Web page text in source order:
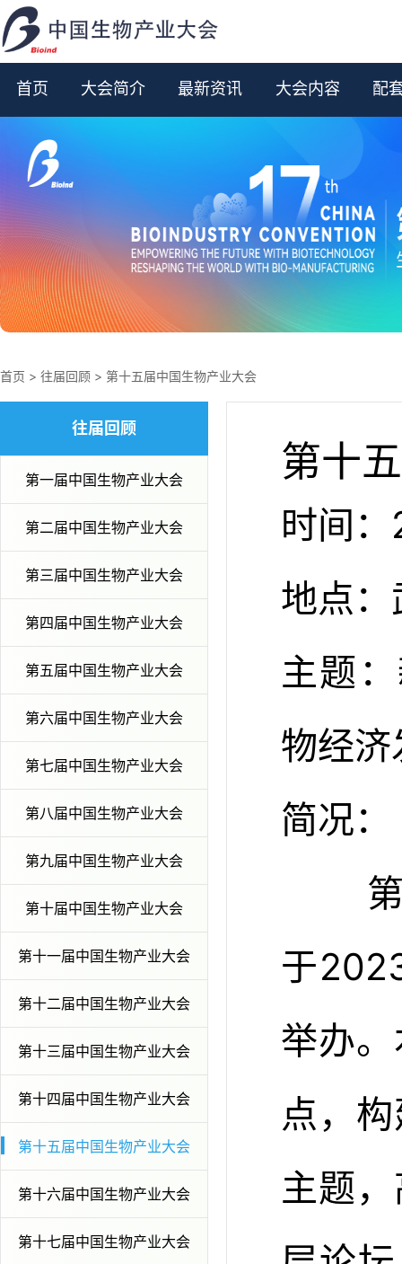
首页 大会简介 最新资讯 大会内容 配
首页 > 往届回顾 > 第十五届中国生物产业大会
往届回顾
第一届中国生物产业大会
第二届中国生物产业大会
第三届中国生物产业大会
第四届中国生物产业大会
第五届中国生物产业大会
第六届中国生物产业大会
第七届中国生物产业大会
第八届中国生物产业大会
第九届中国生物产业大会
第十届中国生物产业大会
第十一届中国生物产业大会
第十二届中国生物产业大会
第十三届中国生物产业大会
第十四届中国生物产业大会
第十五届中国生物产业大会
第十六届中国生物产业大会
第十七届中国生物产业大会
第十
时间
地点：
主题
物经
简况：
第十
于
举办
点，
主题